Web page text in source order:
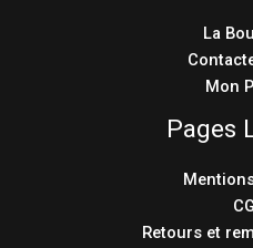
La
Mon
Pages
Retours et